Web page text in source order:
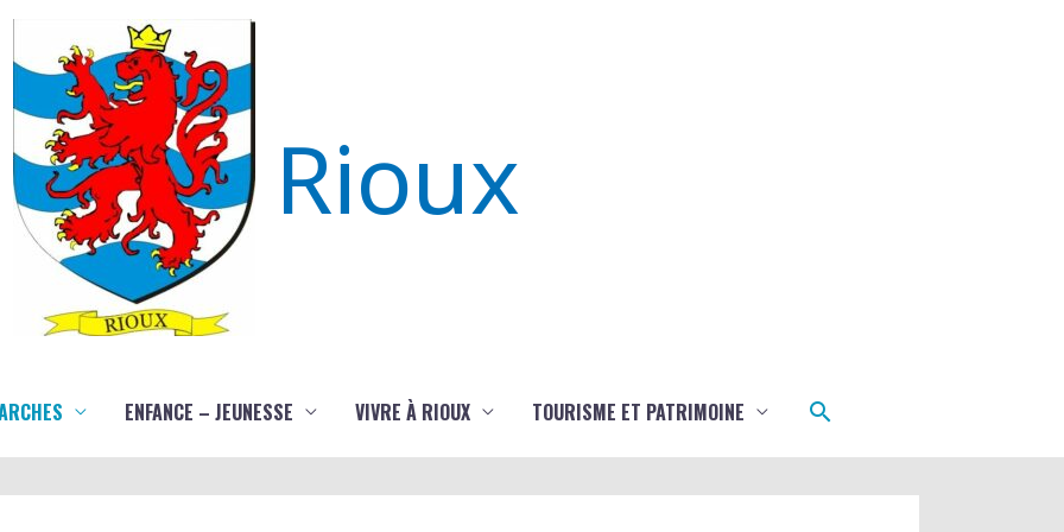
Rioux
ENFANCE – JEUNESSE VIVRE À RIOUX TOURISME ET PATRIMOINE Rechercher